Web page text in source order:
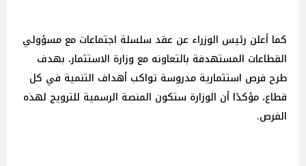
كما أعلن رئيس الوزراء عن عقد سلسلة اجتماعات مع مسؤولي
القطاعات المستهدفة بالتعاونه مع وزارة الاستثمار، بهدف
طرح فرص استثمارية مدروسة تواكب أهداف التنمية في كل
قطاع، مؤكدًا أن الوزارة ستكون المنصة الرسمية للترويج لهذه
الفرص.